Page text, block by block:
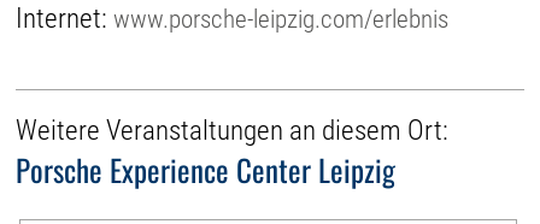
Internet:www.porsche-leipzig.com/erlebnis
Weitere Veranstaltungen an diesem Ort:
Porsche Experience Center Leipzig